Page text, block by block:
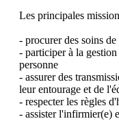
Les principales
- procurer des soins
- participer à la gestion
personne
- assurer des
leur entourage et de
- respecter les règles
- assister l'infirmier(e)